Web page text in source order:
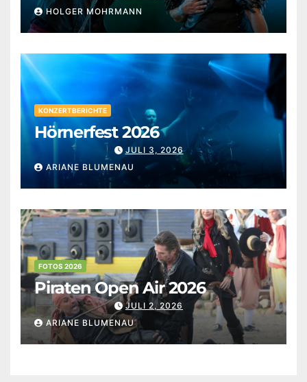
HOLGER MOHRMANN
KONZERTBERICHTE
Hörnerfest 2026
JULI 3, 2026
ARIANE BLUMENAU
FOTOS 2026
Piraten Open Air 2026
JULI 2, 2026
ARIANE BLUMENAU